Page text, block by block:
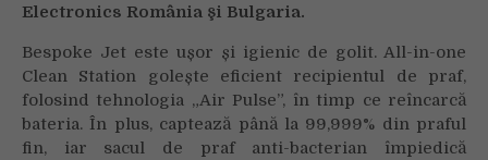
Electronics România şi Bulgaria.
Bespoke Jet este ușor și igienic de golit. All-in-one
Clean Station golește eficient recipientul de praf,
folosind tehnologia „Air Pulse”, în timp ce reîncarcă
bateria. În plus, captează până la 99,999% din praful
fin, iar sacul de praf anti-bacterian împiedică